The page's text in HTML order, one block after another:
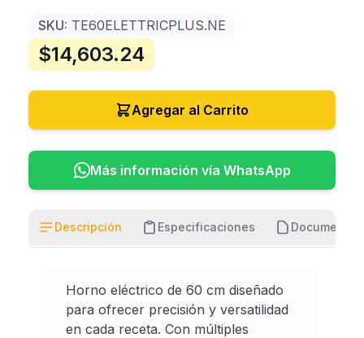
SKU: TE60ELETTRICPLUS.NE
$14,603.24
Agregar al Carrito
Más información vía WhatsApp
Descripción Especificaciones Documentos
Horno eléctrico de 60 cm diseñado
para ofrecer precisión y versatilidad
en cada receta. Con múltiples